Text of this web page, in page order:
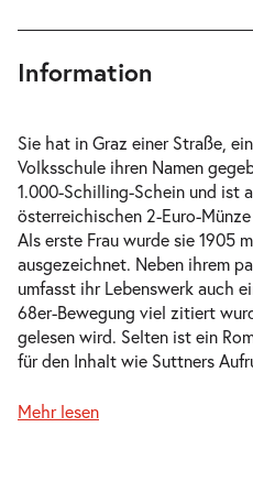
Die Waffen nieder!-
Di. 20.10.2026
18:30 Uhr
Die Waffen nieder!-
19:30 Uhr
Information
Sie hat in Graz einer Straße,
Volksschule ihren Namen
1.000-Schilling-Schein und ist
österreichischen 2-Euro-
Als erste Frau wurde sie 1905
ausgezeichnet. Neben ihrem
umfasst ihr Lebenswerk auch
68er-Bewegung viel zitiert
gelesen wird. Selten ist ein
für den Inhalt wie Suttners
Mehr lesen